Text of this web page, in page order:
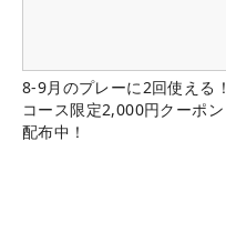
8-9月のプレーに2回使える！
コース限定2,000円クーポン
配布中！